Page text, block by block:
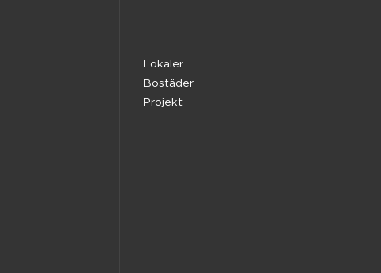
Lokaler
Bostäder
Projekt